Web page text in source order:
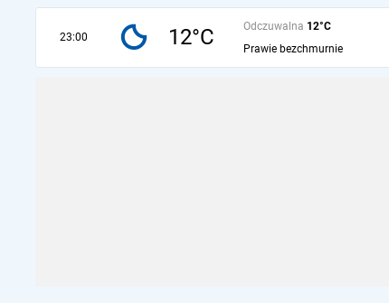
23:00 12°C Odczuwalna 12°C
Prawie bezchmurnie